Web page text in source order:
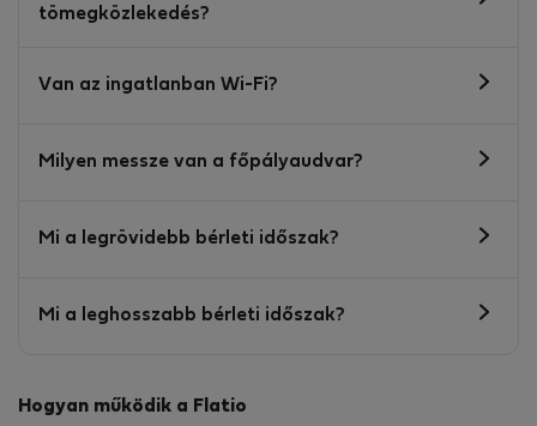
tömegközlekedés?
Van az ingatlanban Wi-Fi?
Milyen messze van a főpályaudvar?
Mi a legrövidebb bérleti időszak?
Mi a leghosszabb bérleti időszak?
Hogyan működik a Flatio